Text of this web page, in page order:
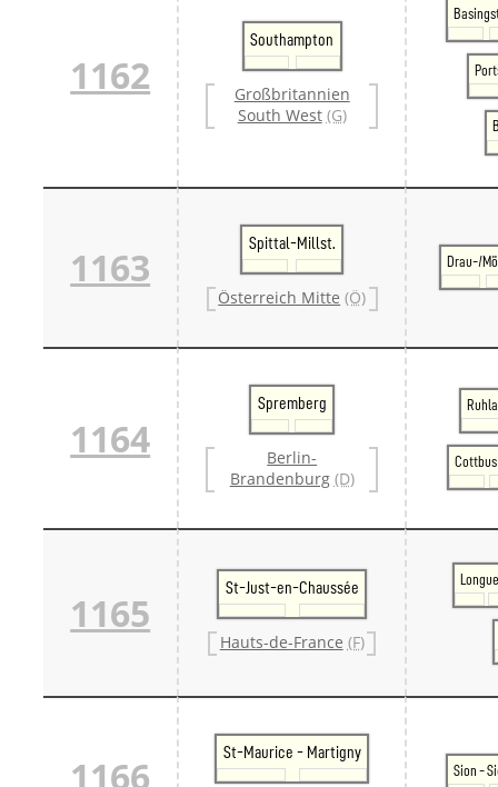
1162
Southampton
Großbritannien
South West (G)
1163
Spittal-Millst.
Österreich Mitte (Ö)
Drau-/
1164
Spremberg
Berlin-
Brandenburg (D)
1165
St-Just-en-Chaussée
Hauts-de-France (F)
1166
St-Maurice - Martigny
Sion -